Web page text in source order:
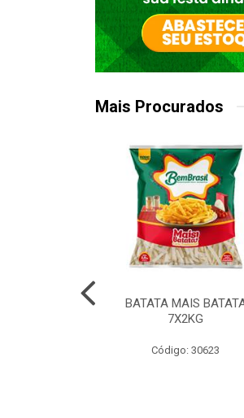
Mais Procurados
BATATA MAIS
7X2KG
Código: 30623